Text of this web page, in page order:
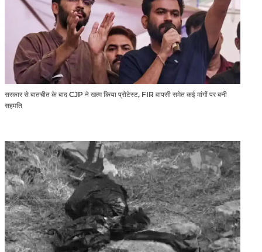
सरकार से बातचीत के बाद CJP ने खत्म किया प्रोटेस्ट, FIR वापसी समेत कई मांगों पर बनी
सहमति